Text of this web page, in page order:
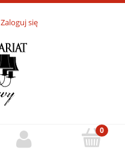
Zaloguj się